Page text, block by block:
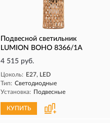
Подвесной светильник
LUMION BOHO 8366/1A
4 515 руб.
Цоколь: E27, LED
Тип: Светодиодные
Установка: Подвесные
КУПИТЬ